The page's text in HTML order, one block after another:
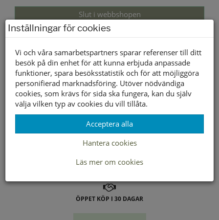
Slut i webbshopen
Butik
Borlänge
Buffert lager
LEVERANS INOM 2-4 DAGAR INOM SVERIGE
ÖPPET KÖP I 30 DAGAR
Inställningar för cookies
Vi och våra samarbetspartners sparar referenser till ditt
besök på din enhet för att kunna erbjuda anpassade
funktioner, spara besöksstatistik och för att möjliggöra
personifierad marknadsföring. Utöver nödvändiga
cookies, som krävs för sida ska fungera, kan du själv
välja vilken typ av cookies du vill tillåta.
Acceptera alla
Hantera cookies
Läs mer om cookies